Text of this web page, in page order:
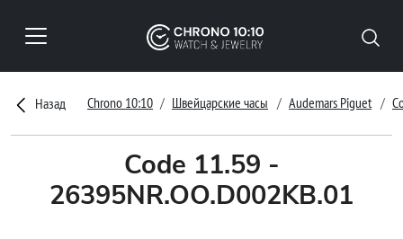
Назад Chrono 10:10 Швейцарские часы Audemars Piguet
Code 11.59 -
26395NR.OO.D002KB.01